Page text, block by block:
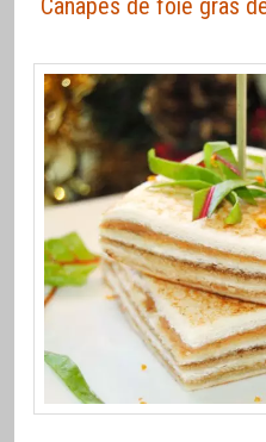
Canapés de foie gras